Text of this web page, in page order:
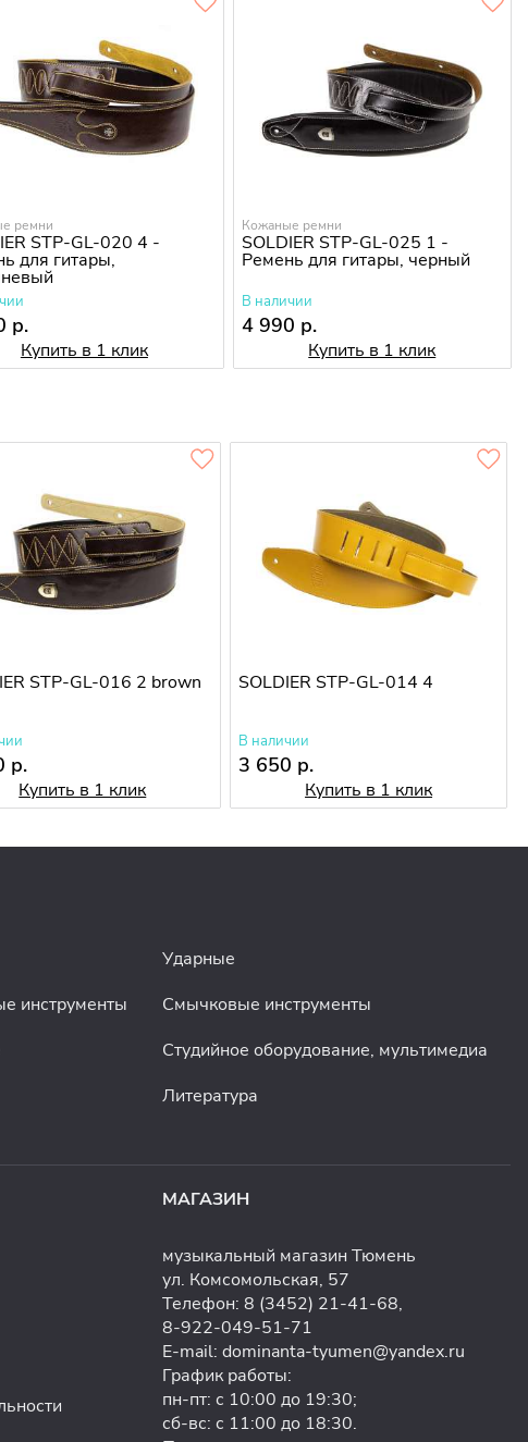
ремни
STP-GL-020 4 -
для гитары,
р.
Купить в 1 клик
Кожаные ремни
SOLDIER STP-GL-025 1 -
Ремень для гитары, черный
В наличии
4 990 р.
Купить в 1 клик
STP-GL-016 2 brown
р.
Купить в 1 клик
SOLDIER STP-GL-014 4
В наличии
3 650 р.
Купить в 1 клик
Ударные
инструменты
Смычковые инструменты
Студийное оборудование, мультимедиа
Литература
МАГАЗИН
музыкальный магазин Тюмень
ул. Комсомольская, 57
Телефон: 8 (3452) 21-41-68,
8-922-049-51-71
E-mail: dominanta-tyumen@yandex.ru
График работы:
пн-пт: с 10:00 до 19:30;
сб-вс: с 11:00 до 18:30.